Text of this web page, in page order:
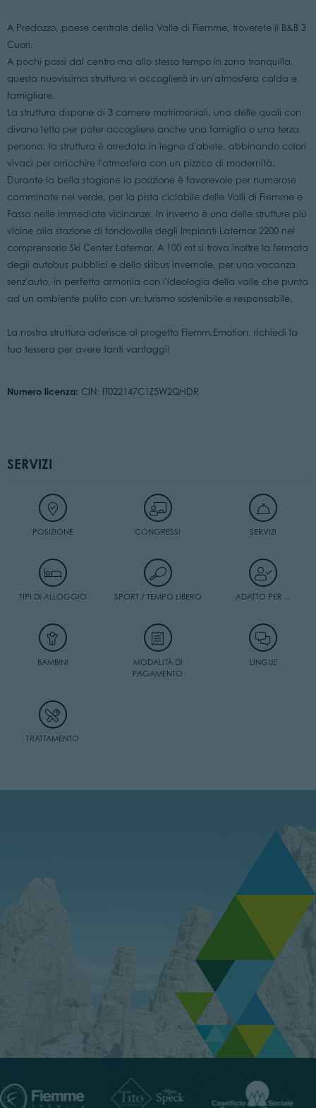
A Predazzo, paese centrale della Valle di Fiemme, troverete il B&B 3
Cuori.
A pochi passi dal centro ma allo stesso tempo in zona tranquilla,
questa nuovissima struttura vi accoglierà in un'atmosfera calda e
famigliare.
La struttura dispone di 3 camere matrimoniali, una delle quali con
divano letto per poter accogliere anche una famiglia o una terza
persona; la struttura è arredata in legno d'abete, abbinando colori
vivaci per arricchire l'atmosfera con un pizzico di modernità.
Durante la bella stagione la posizione è favorevole per numerose
camminate nel verde, per la pista ciclabile delle Valli di Fiemme e
Fassa nelle immediate vicinanze. In inverno è una delle strutture più
vicine alla stazione di fondovalle degli Impianti Latemar 2200 nel
comprensorio Ski Center Latemar. A 100 mt si trova inoltre la fermata
degli autobus pubblici e dello skibus invernale, per una vacanza
senz'auto, in perfetta armonia con l'ideologia della valle che punta
ad un ambiente pulito con un turismo sostenibile e responsabile.
La nostra struttura aderisce al progetto Fiemm.Emotion, richiedi la
tua tessera per avere tanti vantaggi!
Numero licenza: CIN: IT022147C1Z5W2QHDR
SERVIZI
POSIZIONE CONGRESSI SERVIZI
TIPI DI ALLOGGIO SPORT / TEMPO LIBERO ADATTO PER ...
BAMBINI
MODALITÀ DI
PAGAMENTO
LINGUE
TRATTAMENTO